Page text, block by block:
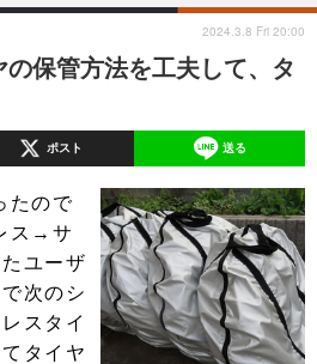
北陸
関西
四国
沖縄
愛車 File
ストップ！不具合修理＆粗悪修理
洗車
保管方法を工夫して、タ
2024.3.8 Fri 20:00
ポスト 送る
たので
ス→サ
ユーザ
次のシ
スタイ
タイヤ